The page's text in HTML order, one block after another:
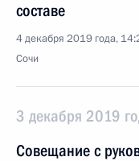
составе
4 декабря 2019 года,
Сочи
3 декабря 2019
Совещание с